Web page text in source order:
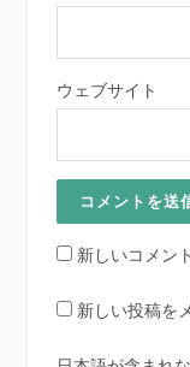
ウェブサイト
新しいコメン
新しい投稿を